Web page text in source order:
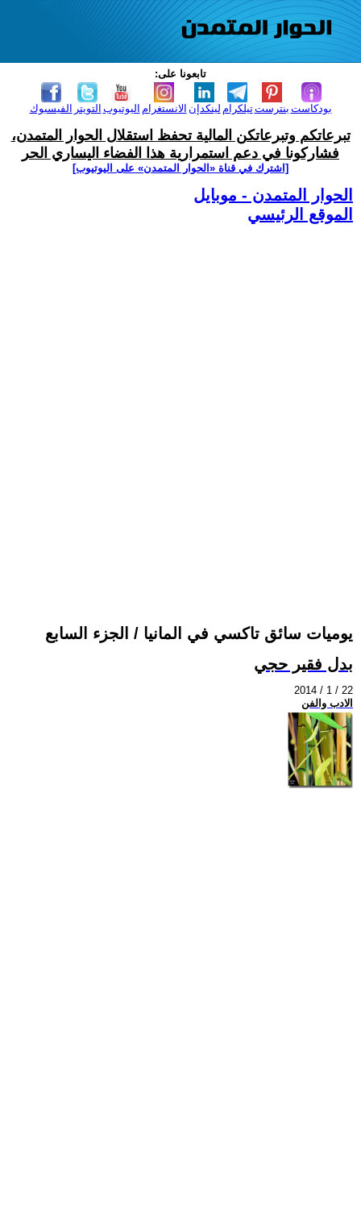
تابعونا على:
الفيسبوك التويتر اليوتيوب الانستغرام لينكدإن تيلكرامبنترست بودكاست
تبرعاتكم وتبرعاتكن المالية تحفظ استقلال الحوار المتمدن،
فشاركونا في دعم استمرارية هذا الفضاء اليساري الحر
[اشترك في قناة ‫«الحوار المتمدن» على اليوتيوب]
الحوار المتمدن - موبايل
الموقع الرئيسي
يوميات سائق تاكسي في المانيا / الجزء السابع
بدل فقير حجي
2014 / 1 / 22
الادب والفن